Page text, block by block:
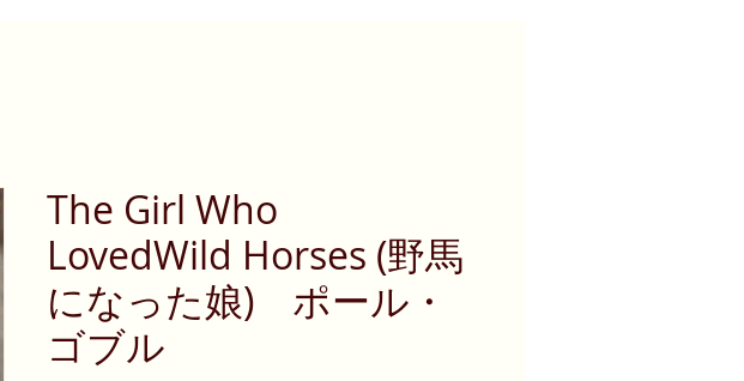
The Girl Who
LovedWild Horses (野馬
になった娘) ポール・
ゴブル